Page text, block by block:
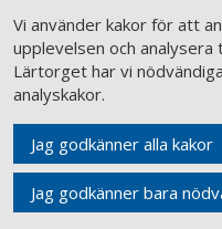
Vi använder kakor för att
upplevelsen och
Lärtorget har vi
analyskakor.
Jag godkänner alla kakor
Jag godkänner bara